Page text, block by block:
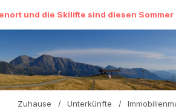
und die Skilifte sind diesen
Zuhause / Unterkünfte /